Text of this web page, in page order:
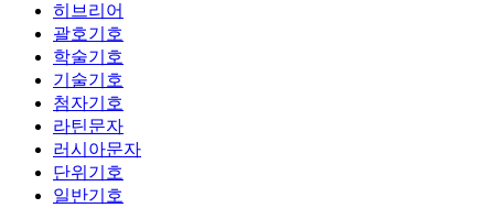
히브리어
괄호기호
학술기호
기술기호
첨자기호
라틴문자
러시아문자
단위기호
일반기호